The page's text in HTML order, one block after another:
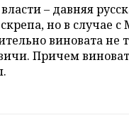
– давняя
но в случае с
виновата не
Причем